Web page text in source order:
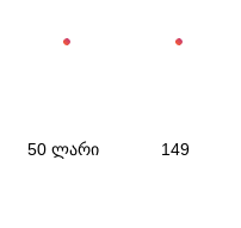
50 ლარი 149